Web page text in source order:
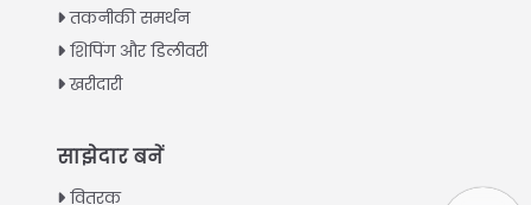
तकनीकी समर्थन
शिपिंग और डिलीवरी
खरीदारी
साझेदार बनें
वितरक
Thai
Turkish
Swahili
Urdu